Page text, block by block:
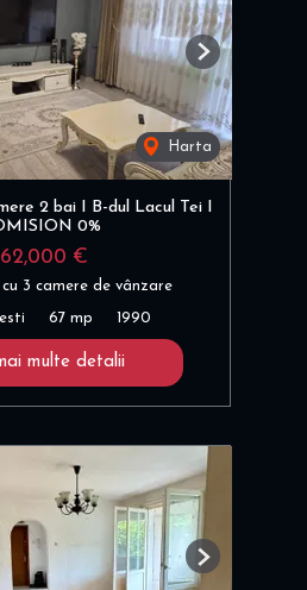
Harta
Next
2 bai I B-dul Lacul Tei I
0%
€
3 camere de vânzare
67 mp 1990
multe detalii
Next